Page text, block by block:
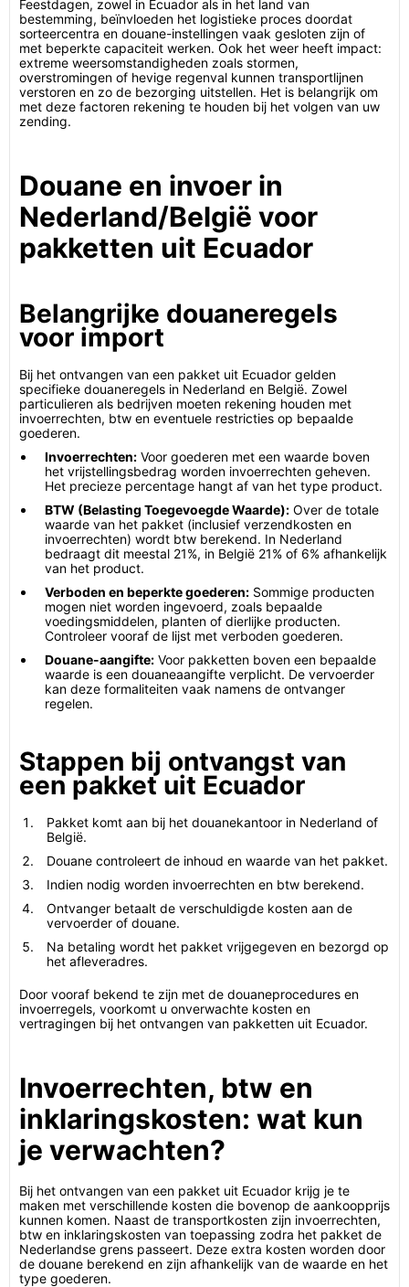
Feestdagen, zowel in Ecuador als in het land van
bestemming, beïnvloeden het logistieke proces doordat
sorteercentra en douane-instellingen vaak gesloten zijn of
met beperkte capaciteit werken. Ook het weer heeft impact:
extreme weersomstandigheden zoals stormen,
overstromingen of hevige regenval kunnen transportlijnen
verstoren en zo de bezorging uitstellen. Het is belangrijk om
met deze factoren rekening te houden bij het volgen van uw
zending.
Douane en invoer in
Nederland/België voor
pakketten uit Ecuador
Belangrijke douaneregels
voor import
Bij het ontvangen van een pakket uit Ecuador gelden
specifieke douaneregels in Nederland en België. Zowel
particulieren als bedrijven moeten rekening houden met
invoerrechten, btw en eventuele restricties op bepaalde
goederen.
Invoerrechten: Voor goederen met een waarde boven
het vrijstellingsbedrag worden invoerrechten geheven.
Het precieze percentage hangt af van het type product.
BTW (Belasting Toegevoegde Waarde): Over de totale
waarde van het pakket (inclusief verzendkosten en
invoerrechten) wordt btw berekend. In Nederland
bedraagt dit meestal 21%, in België 21% of 6% afhankelijk
van het product.
Verboden en beperkte goederen: Sommige producten
mogen niet worden ingevoerd, zoals bepaalde
voedingsmiddelen, planten of dierlijke producten.
Controleer vooraf de lijst met verboden goederen.
Douane-aangifte: Voor pakketten boven een bepaalde
waarde is een douaneaangifte verplicht. De vervoerder
kan deze formaliteiten vaak namens de ontvanger
regelen.
Stappen bij ontvangst van
een pakket uit Ecuador
Pakket komt aan bij het douanekantoor in Nederland of
België.
Douane controleert de inhoud en waarde van het pakket.
Indien nodig worden invoerrechten en btw berekend.
Ontvanger betaalt de verschuldigde kosten aan de
vervoerder of douane.
Na betaling wordt het pakket vrijgegeven en bezorgd op
het afleveradres.
Door vooraf bekend te zijn met de douaneprocedures en
invoerregels, voorkomt u onverwachte kosten en
vertragingen bij het ontvangen van pakketten uit Ecuador.
Invoerrechten, btw en
inklaringskosten: wat kun
je verwachten?
Bij het ontvangen van een pakket uit Ecuador krijg je te
maken met verschillende kosten die bovenop de aankoopprijs
kunnen komen. Naast de transportkosten zijn invoerrechten,
btw en inklaringskosten van toepassing zodra het pakket de
Nederlandse grens passeert. Deze extra kosten worden door
de douane berekend en zijn afhankelijk van de waarde en het
type goederen.